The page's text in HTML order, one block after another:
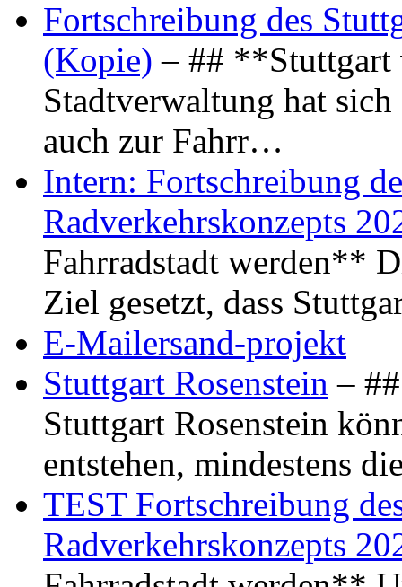
Fortschreibung des
(Kopie) – ## **Stuttgart
Stadtverwaltung hat
auch zur Fahrr…
Intern: Fortschreibung
Radverkehrskonzepts
Fahrradstadt werden**
Ziel gesetzt, dass
E-Mailersand-projekt
Stuttgart Rosenstein –
Stuttgart Rosenstein
entstehen, mindestens
TEST Fortschreibung
Radverkehrskonzepts